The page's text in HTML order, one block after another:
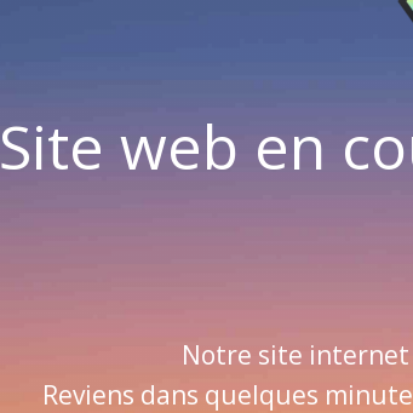
Site web en
Notre site
Reviens dans quelques